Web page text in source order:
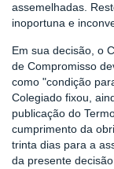
assemelhadas.
inoportuna e
Em sua decisão, o
de Compromisso
como "condição
Colegiado fixou,
publicação do
cumprimento da
trinta dias para a
da presente